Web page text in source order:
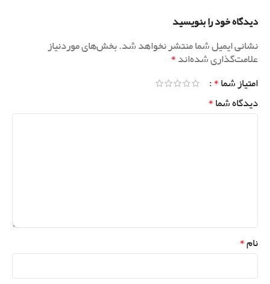
دیدگاه خود را بنویسید
نشانی ایمیل شما منتشر نخواهد شد.بخش‌های موردنیاز
علامت‌گذاری شده‌اند*
امتیاز شما*
دیدگاه شما*
نام*